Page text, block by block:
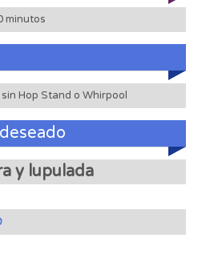
minutos
Hop Stand o Whirpool
y lupulada